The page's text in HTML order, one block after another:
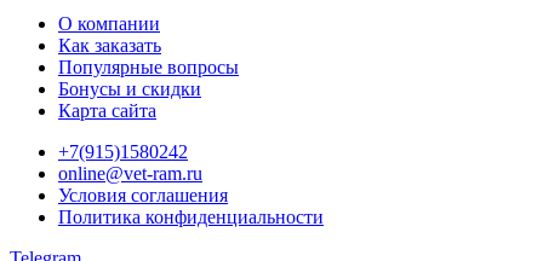
О компании
Как заказать
Популярные вопросы
Бонусы и скидки
Карта сайта
+7(915)1580242
online@vet-ram.ru
Условия соглашения
Политика конфиденциальности